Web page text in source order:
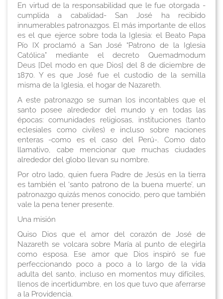
En virtud de la responsabilidad que le fue otorgada -
cumplida a cabalidad- San José ha recibido
innumerables patronazgos. El más importante de ellos
es el que ejerce sobre toda la Iglesia: el Beato Papa
Pío IX proclamó a San José “Patrono de la Iglesia
Católica” mediante el decreto Quemadmodum
Deus [Del modo en que Dios] del 8 de diciembre de
1870. Y es que José fue el custodio de la semilla
misma de la Iglesia, el hogar de Nazareth.
A este patronazgo se suman los incontables que el
santo posee alrededor del mundo y en todas las
épocas: comunidades religiosas, instituciones (tanto
eclesiales como civiles) e incluso sobre naciones
enteras -como es el caso del Perú-. Como dato
llamativo, cabe mencionar que muchas ciudades
alrededor del globo llevan su nombre.
Por otro lado, quien fuera Padre de Jesús en la tierra
es también el ‘santo patrono de la buena muerte’, un
patronazgo quizás menos conocido, pero que también
vale la pena tener presente.
Una misión
Quiso Dios que el amor del corazón de José de
Nazareth se volcara sobre María al punto de elegirla
como esposa. Ese amor que Dios inspiró se fue
perfeccionando poco a poco a lo largo de la vida
adulta del santo, incluso en momentos muy difíciles,
llenos de incertidumbre, en los que tuvo que aferrarse
a la Providencia.